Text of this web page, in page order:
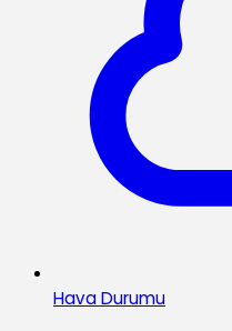
Hava Durumu